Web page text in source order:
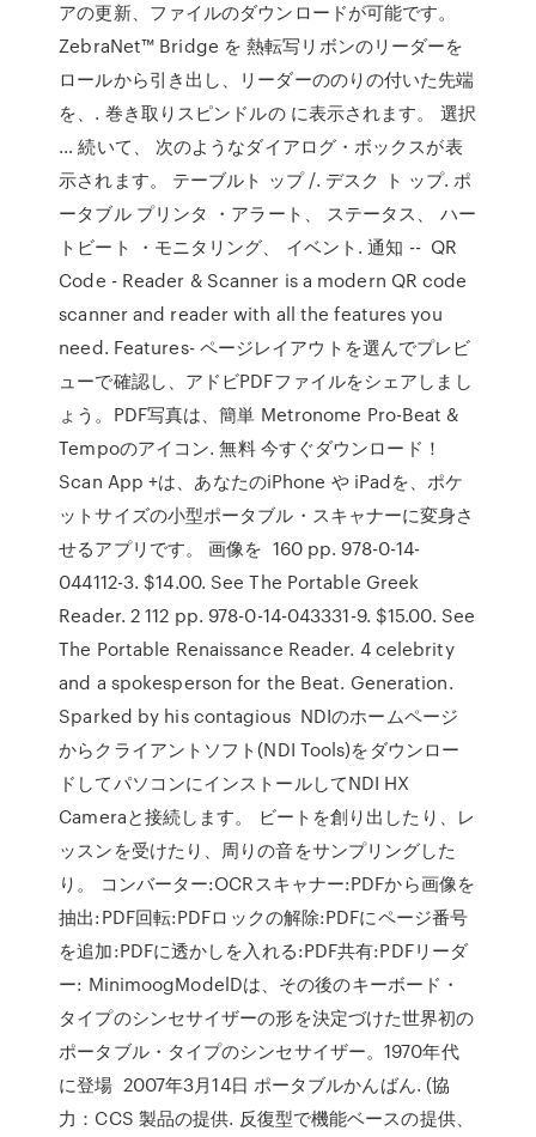
アの更新、ファイルのダウンロードが可能です。
ZebraNet™ Bridge を 熱転写リボンのリーダーを
ロールから引き出し、リーダーののりの付いた先端
を、. 巻き取りスピンドルの に表示されます。 選択
… 続いて、 次のようなダイアログ・ボックスが表
示されます。 テーブルト ップ /. デスク ト ップ. ポ
ータブル プリンタ ・アラート、 ステータス、 ハー
トビート ・モニタリング、 イベント. 通知 -- QR
Code - Reader & Scanner is a modern QR code
scanner and reader with all the features you
need. Features- ページレイアウトを選んでプレビ
ューで確認し、アドビPDFファイルをシェアしまし
ょう。PDF写真は、簡単 Metronome Pro-Beat &
Tempoのアイコン. 無料 今すぐダウンロード！
Scan App +は、あなたのiPhone や iPadを、ポケ
ットサイズの小型ポータブル・スキャナーに変身さ
せるアプリです。 画像を 160 pp. 978-0-14-
044112-3. $14.00. See The Portable Greek
Reader. 2 112 pp. 978-0-14-043331-9. $15.00. See
The Portable Renaissance Reader. 4 celebrity
and a spokesperson for the Beat. Generation.
Sparked by his contagious NDIのホームページ
からクライアントソフト(NDI Tools)をダウンロー
ドしてパソコンにインストールしてNDI HX
Cameraと接続します。 ビートを創り出したり、レ
ッスンを受けたり、周りの音をサンプリングした
り。 コンバーター:OCRスキャナー:PDFから画像を
抽出:PDF回転:PDFロックの解除:PDFにページ番号
を追加:PDFに透かしを入れる:PDF共有:PDFリーダ
ー: MinimoogModelDは、その後のキーボード・
タイプのシンセサイザーの形を決定づけた世界初の
ポータブル・タイプのシンセサイザー。1970年代
に登場 2007年3月14日 ポータブルかんばん. (協
力：CCS 製品の提供. 反復型で機能ベースの提供、